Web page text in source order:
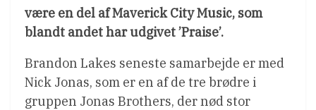
være en del af Maverick City Music, som
blandt andet har udgivet ’Praise’.
Brandon Lakes seneste samarbejde er med
Nick Jonas, som er en af de tre brødre i
gruppen Jonas Brothers, der nød stor